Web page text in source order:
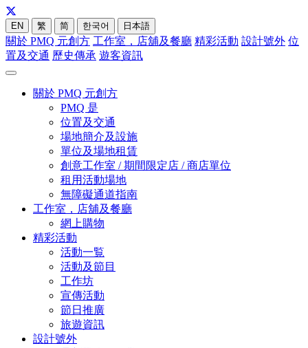
EN 繁 简 한국어 日本語
關於 PMQ 元創方 工作室，店舖及餐廳 精彩活動 設計號外 位
置及交通 歷史傳承 遊客資訊
關於 PMQ 元創方
PMQ 是
位置及交通
場地簡介及設施
單位及場地租賃
創意工作室 / 期間限定店 / 商店單位
租用活動場地
無障礙通道指南
工作室，店舖及餐廳
網上購物
精彩活動
活動一覧
活動及節目
工作坊
宣傳活動
節日推廣
旅遊資訊
設計號外